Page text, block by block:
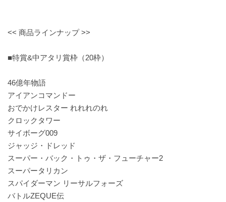
<< 商品ラインナップ >>
■特賞&中アタリ賞枠（20枠）
46億年物語
アイアンコマンドー
おでかけレスター れれれのれ
クロックタワー
サイボーグ009
ジャッジ・ドレッド
スーパー・バック・トゥ・ザ・フューチャー2
スーパータリカン
スパイダーマン リーサルフォーズ
バトルZEQUE伝